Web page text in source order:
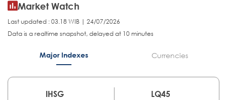
Market Watch
Last updated : 03.18 WIB | 24/07/2026
Data is a realtime snapshot, delayed at 10 minutes
Major Indexes Currencies
IHSG
LQ45